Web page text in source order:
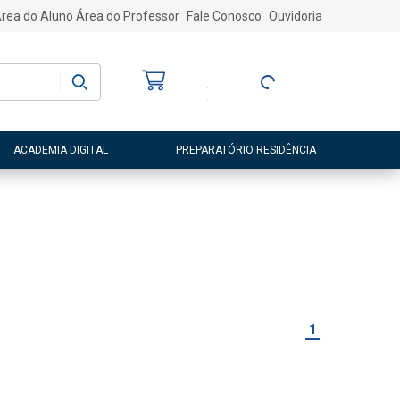
do Aluno Área do Professor Fale Conosco Ouvidoria
Entre ou Cadastre-
ACADEMIA DIGITAL PREPARATÓRIO RESIDÊNCIA
1